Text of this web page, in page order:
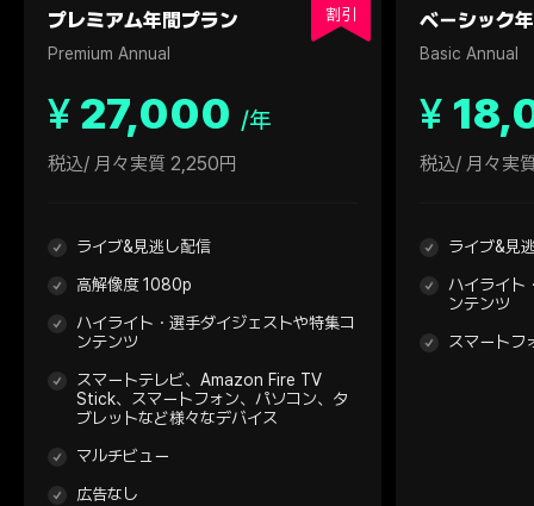
割引
プレミアム年間プラン
Premium Annual
¥ 27,000 /年
税込/ 月々実質 2,250円
ライブ&見逃し配信
高解像度 1080p
ハイライト・選手ダイジェストや特集コ
ンテンツ
スマートテレビ、Amazon Fire TV
Stick、スマートフォン、パソコン、タ
ブレットなど様々なデバイス
マルチビュー
広告なし
ベーシック
Basic Annual
¥
税込/ 月々実
ライブ&見
ハイライト
ンテンツ
スマートフ